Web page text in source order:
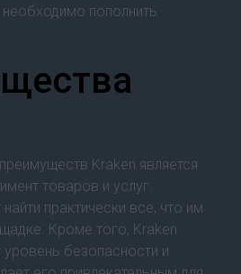
пополнить
Kraken является
товаров и услуг.
практически все, что им
Кроме того, Kraken
безопасности и